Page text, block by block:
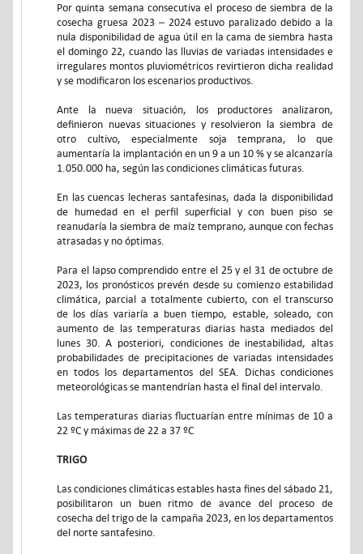
Por quinta semana consecutiva el proceso de siembra de la
cosecha gruesa 2023 – 2024 estuvo paralizado debido a la
nula disponibilidad de agua útil en la cama de siembra hasta
el domingo 22, cuando las lluvias de variadas intensidades e
irregulares montos pluviométricos revirtieron dicha realidad
y se modificaron los escenarios productivos.
Ante la nueva situación, los productores analizaron,
definieron nuevas situaciones y resolvieron la siembra de
otro cultivo, especialmente soja temprana, lo que
aumentaría la implantación en un 9 a un 10 % y se alcanzaría
1.050.000 ha, según las condiciones climáticas futuras.
En las cuencas lecheras santafesinas, dada la disponibilidad
de humedad en el perfil superficial y con buen piso se
reanudaría la siembra de maíz temprano, aunque con fechas
atrasadas y no óptimas.
Para el lapso comprendido entre el 25 y el 31 de octubre de
2023, los pronósticos prevén desde su comienzo estabilidad
climática, parcial a totalmente cubierto, con el transcurso
de los días variaría a buen tiempo, estable, soleado, con
aumento de las temperaturas diarias hasta mediados del
lunes 30. A posteriori, condiciones de inestabilidad, altas
probabilidades de precipitaciones de variadas intensidades
en todos los departamentos del SEA. Dichas condiciones
meteorológicas se mantendrían hasta el final del intervalo.
Las temperaturas diarias fluctuarían entre mínimas de 10 a
22 ºC y máximas de 22 a 37 ºC
TRIGO
Las condiciones climáticas estables hasta fines del sábado 21,
posibilitaron un buen ritmo de avance del proceso de
cosecha del trigo de la campaña 2023, en los departamentos
del norte santafesino.